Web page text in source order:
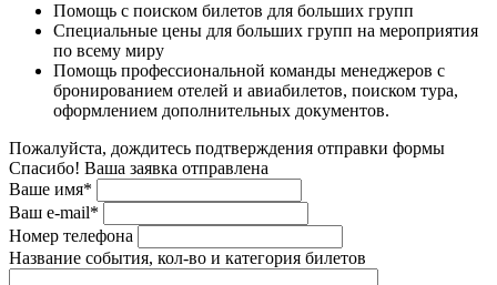
Помощь с поиском билетов для больших групп
Специальные цены для больших групп на мероприятия
по всему миру
Помощь профессиональной команды менеджеров с
бронированием отелей и авиабилетов, поиском тура,
оформлением дополнительных документов.
Пожалуйста, дождитесь подтверждения отправки формы
Спасибо! Ваша заявка отправлена
Ваше имя*
Ваш e-mail*
Номер телефона
Название события, кол-во и категория билетов